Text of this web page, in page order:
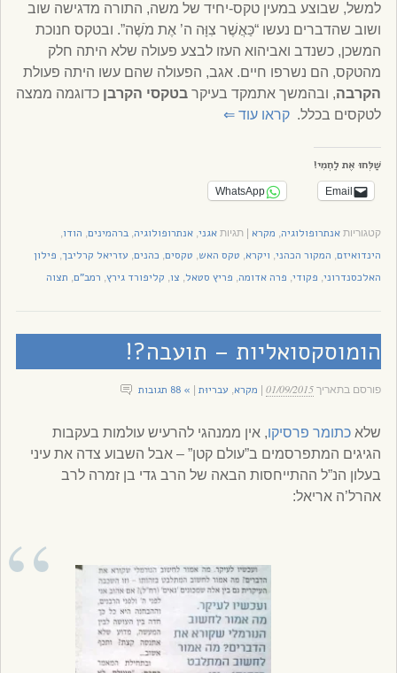
למשל, שבוצע במעין טקס-יחיד של משה, התורה מדגישה שוב
ושוב שהדברים נעשו “כַּאֲשֶׁר צִוָּה ה’ אֶת מֹשֶׁה”. ובטקס חנוכת
המשכן, כשנדב ואביהוא העזו לבצע פעולה שלא היתה חלק
מהטקס, הם נשרפו חיים. אגב, הפעולה שהם עשו היתה פעולת
הקרבה, ובהמשך אתמקד בעיקרבטקסי הקרבן כדוגמה ממצה
לטקסים בכלל.קראו עוד⇐
שַׁלְּחוּ אֶת לַחְמִי!
Email
WhatsApp
קטגוריותאנתרופולוגיה, מקרא |תגיותאגני,אנתרופולוגיה,ברהמינים, הודו,
הינדואיזם, המקור הכהני, ויקרא, טקס האש, טקסים, כהנים, עזריאל קרליבך, פילון
האלכסנדרוני, פקודי, פרה אדומה, פריץ סטאל, צו, קליפורד גירץ, רמב"ם, תצוה
הומוסקסואליות – תועבה?!
פורסם בתאריך01/09/2015 מקרא, עבריוּת » 88 תגובות
שלאכתומר פרסיקו, אין ממנהגי להרעיש עולמות בעקבות
הגיגים המתפרסמים ב”עולם קטן” – אבל השבוע צדה את עיני
בעלון הנ”ל ההתייחסות הבאה של הרב גדי בן זמרה לרב
אהרל’ה אריאל: